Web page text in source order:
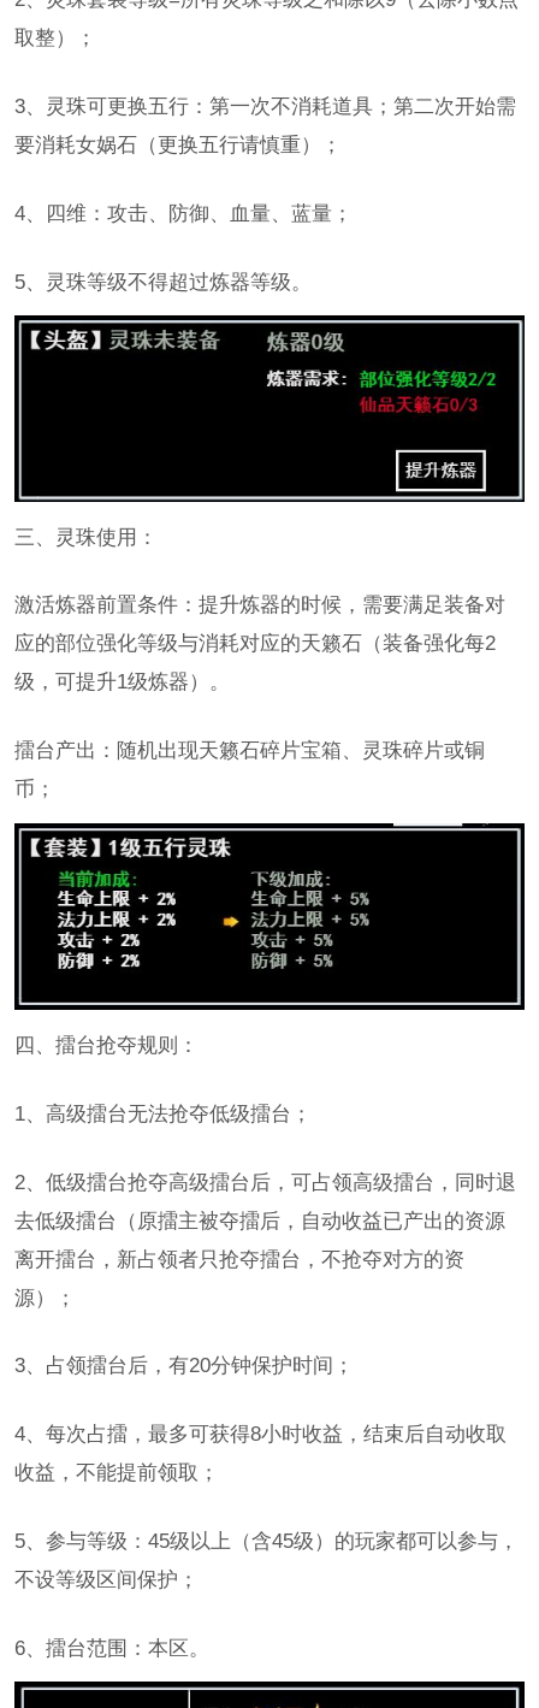
取整）；
3、灵珠可更换五行：第一次不消耗道具；第二次开始需
要消耗女娲石（更换五行请慎重）；
4、四维：攻击、防御、血量、蓝量；
5、灵珠等级不得超过炼器等级。
三、灵珠使用：
激活炼器前置条件：提升炼器的时候，需要满足装备对
应的部位强化等级与消耗对应的天籁石（装备强化每2
级，可提升1级炼器）。
擂台产出：随机出现天籁石碎片宝箱、灵珠碎片或铜
币；
四、擂台抢夺规则：
1、高级擂台无法抢夺低级擂台；
2、低级擂台抢夺高级擂台后，可占领高级擂台，同时退
去低级擂台（原擂主被夺擂后，自动收益已产出的资源
离开擂台，新占领者只抢夺擂台，不抢夺对方的资
源）；
3、占领擂台后，有20分钟保护时间；
4、每次占擂，最多可获得8小时收益，结束后自动收取
收益，不能提前领取；
5、参与等级：45级以上（含45级）的玩家都可以参与，
不设等级区间保护；
6、擂台范围：本区。